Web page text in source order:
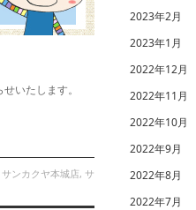
いたします。
サンカクヤ本城店, サ
2023年2月
2023年1月
2022年12月
2022年11月
2022年10月
2022年9月
2022年8月
2022年7月